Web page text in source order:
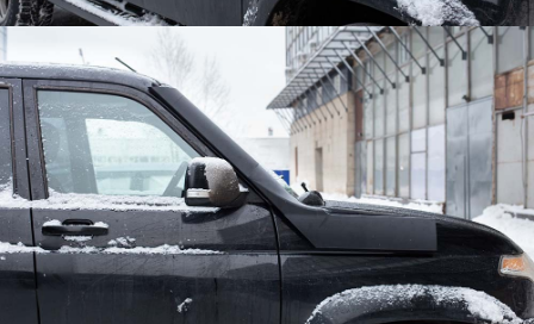
3D-СКАНЕРЫ
RANGEVISION
Контакты
Новости
Компания
Техподдержка
Дистрибьюторы
Применение
Услуги